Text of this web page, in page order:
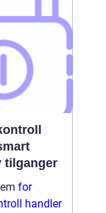
...
tilganger
for
handler